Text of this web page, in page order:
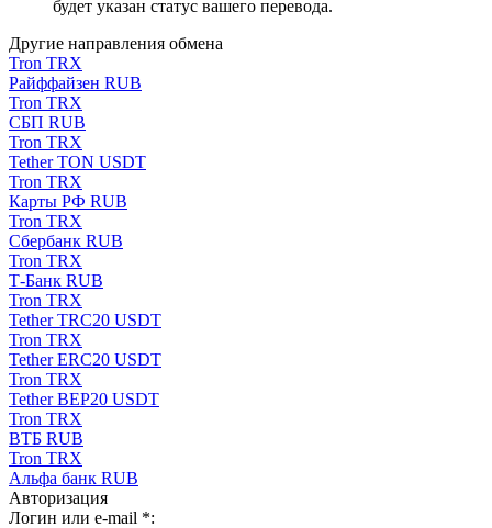
будет указан статус вашего перевода.
Другие направления обмена
Tron TRX
Paйффaйзeн RUB
Tron TRX
СБП RUB
Tron TRX
Tether TON USDT
Tron TRX
Карты РФ RUB
Tron TRX
Сбербанк RUB
Tron TRX
Т-Банк RUB
Tron TRX
Tether TRC20 USDT
Tron TRX
Tether ERC20 USDT
Tron TRX
Tether BEP20 USDT
Tron TRX
ВТБ RUB
Tron TRX
Альфа банк RUB
Авторизация
Логин или e-mail *: